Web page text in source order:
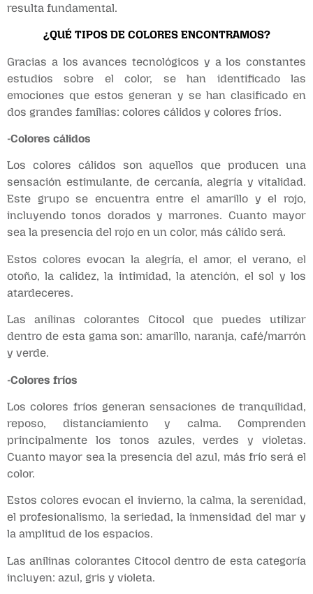
resulta fundamental.
¿QUÉ TIPOS DE COLORES ENCONTRAMOS?
Gracias a los avances tecnológicos y a los constantes
estudios sobre el color, se han identificado las
emociones que estos generan y se han clasificado en
dos grandes familias: colores cálidos y colores fríos.
-Colores cálidos
Los colores cálidos son aquellos que producen una
sensación estimulante, de cercanía, alegría y vitalidad.
Este grupo se encuentra entre el amarillo y el rojo,
incluyendo tonos dorados y marrones. Cuanto mayor
sea la presencia del rojo en un color, más cálido será.
Estos colores evocan la alegría, el amor, el verano, el
otoño, la calidez, la intimidad, la atención, el sol y los
atardeceres.
Las anilinas colorantes Citocol que puedes utilizar
dentro de esta gama son: amarillo, naranja, café/marrón
y verde.
-Colores fríos
Los colores fríos generan sensaciones de tranquilidad,
reposo, distanciamiento y calma. Comprenden
principalmente los tonos azules, verdes y violetas.
Cuanto mayor sea la presencia del azul, más frío será el
color.
Estos colores evocan el invierno, la calma, la serenidad,
el profesionalismo, la seriedad, la inmensidad del mar y
la amplitud de los espacios.
Las anilinas colorantes Citocol dentro de esta categoría
incluyen: azul, gris y violeta.